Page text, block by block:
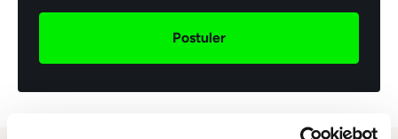
Postuler